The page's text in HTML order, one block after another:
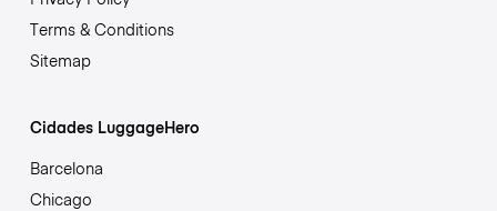
Terms & Conditions
Sitemap
Cidades LuggageHero
Barcelona
Chicago